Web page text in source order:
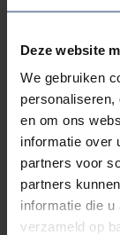
Deze website
We gebruiken
en om ons
informatie over
partners voor
partners
informatie die
verzameld op
https://
advertentie
geven.
daarom niet
bij aankoop
beïnvloeden.
ontleend aan